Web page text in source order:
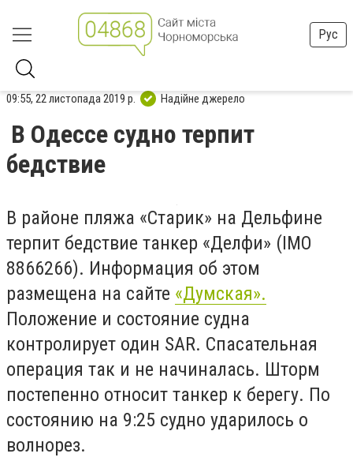
Рус
09:55, 22 листопада 2019 р. Надійне джерело
В Одессе судно терпит
бедствие
В районе пляжа «Старик» на Дельфине
терпит бедствие танкер «Делфи» (IMO
8866266). Информация об этом
размещена на сайте «Думская».
Положение и состояние судна
контролирует один SAR. Спасательная
операция так и не начиналась. Шторм
постепенно относит танкер к берегу. По
состоянию на 9:25 судно ударилось о
волнорез.